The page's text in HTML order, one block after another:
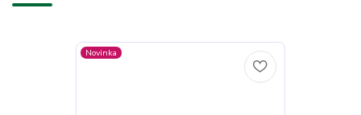
Novinka